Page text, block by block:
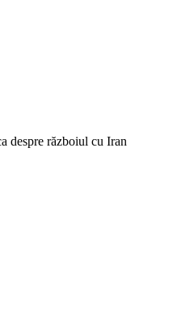
despre războiul cu Iran